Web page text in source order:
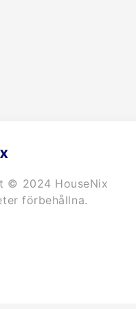
© 2024 HouseNix
förbehållna.